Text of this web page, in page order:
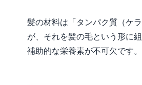
髪の材料は「タンパク質（ケ
が、それを髪の毛という形に組
補助的な栄養素が不可欠です。